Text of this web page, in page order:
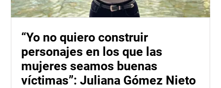
“Yo no quiero construir
personajes en los que las
mujeres seamos buenas
víctimas”: Juliana Gómez Nieto